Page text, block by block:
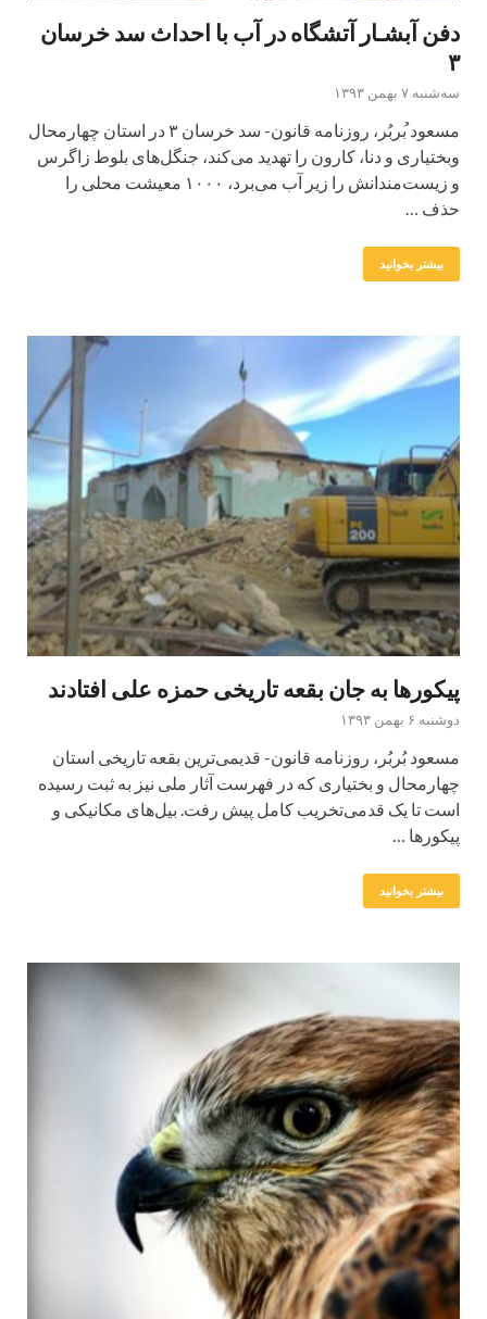
دفن آبشـار آتشگاه در آب با احداث سد خرسان
۳
سه‌شنبه ۷ بهمن ۱۳۹۳
مسعود ب‍ُربُر، روزنامه قانون- سد خرسان ۳ در استان چهارمحال
و‌بختیاری و دنا، کارون را تهدید می‌کند، جنگل‌های بلوط زاگرس
و زیست‌مندانش را زیر آب می‌برد، ۱۰۰۰ معیشت محلی را
حذف …
بیشتر بخوانید
پیکورها به جان بقعه تاریخی حمزه علی افتادند
دوشنبه ۶ بهمن ۱۳۹۳
مسعود‌ بُربُر، روزنامه قانون- قدیمی‌ترین بقعه تاریخی استان
چهارمحال و بختیاری که در فهرست آثار ملی نیز به ثبت رسیده
است تا یک قدمی‌تخریب کامل پیش رفت. بیل‌های مکانیکی و
پیکورها …
بیشتر بخوانید